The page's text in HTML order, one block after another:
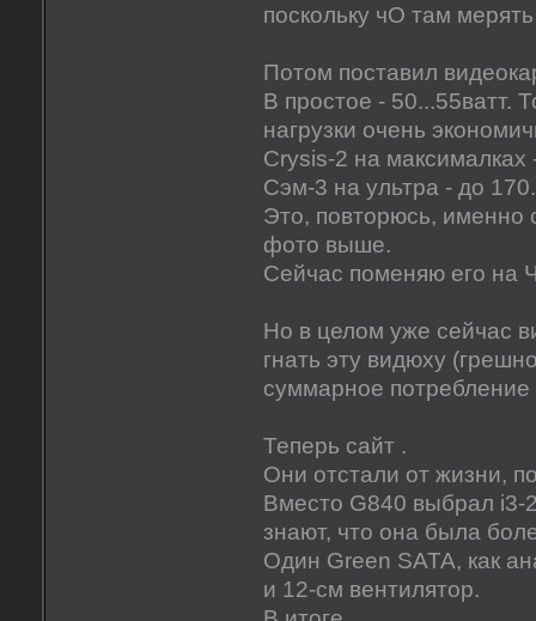
поскольку чО там
Потом поставил
В простое - 50...55ватт.
нагрузки очень
Crysis-2 на максималках
Сэм-3 на ультра - до 170.
Это, повторюсь,
фото выше.
Сейчас поменяю его на
Но в целом уже сейчас
гнать эту видюху
суммарное потребление
Теперь сайт .
Они отстали от жизни,
Вместо G840 выбрал i3-
знают, что она была
Один Green SATA, как
и 12-см вентилятор.